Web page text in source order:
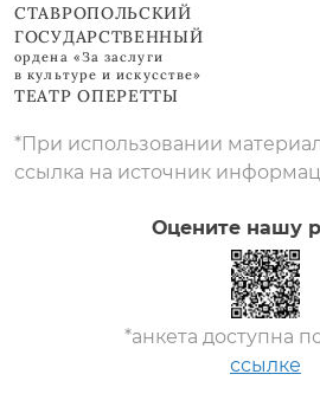
СТАВРОПОЛЬСКИЙ
ГОСУДАРСТВЕННЫЙ
ордена «За заслуги
в культуре и искусстве»
ТЕАТР ОПЕРЕТТЫ
*При использовании
ссылка на источник
Оцените нашу
*анкета доступна
ссылке